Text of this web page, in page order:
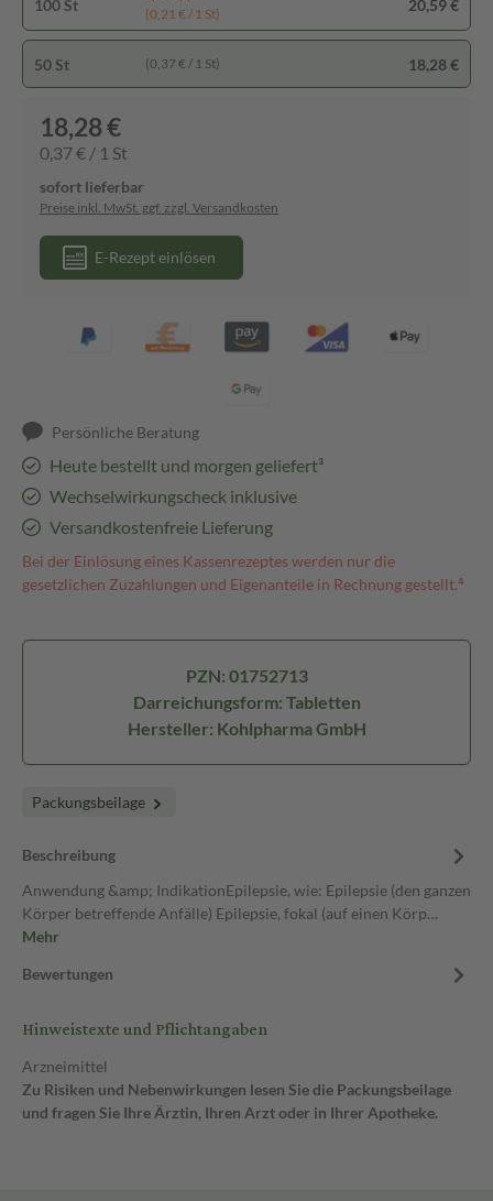
100 St
(0,21 € / 1 St)
20,59 €
50 St (0,37 € / 1 St) 18,28 €
18,28 €
0,37 € / 1 St
sofort lieferbar
Preise inkl. MwSt. ggf. zzgl. Versandkosten
E-Rezept einlösen
Persönliche Beratung
Heute bestellt und morgen geliefert³
Wechselwirkungscheck inklusive
Versandkostenfreie Lieferung
Bei der Einlösung eines Kassenrezeptes werden nur die
gesetzlichen Zuzahlungen und Eigenanteile in Rechnung gestellt.⁴
PZN: 01752713
Darreichungsform: Tabletten
Hersteller: Kohlpharma GmbH
Packungsbeilage
Beschreibung
Anwendung &amp; IndikationEpilepsie, wie: Epilepsie (den ganzen
Körper betreffende Anfälle) Epilepsie, fokal (auf einen Körp…
Mehr
Bewertungen
Hinweistexte und Pflichtangaben
Arzneimittel
Zu Risiken und Nebenwirkungen lesen Sie die Packungsbeilage
und fragen Sie Ihre Ärztin, Ihren Arzt oder in Ihrer Apotheke.